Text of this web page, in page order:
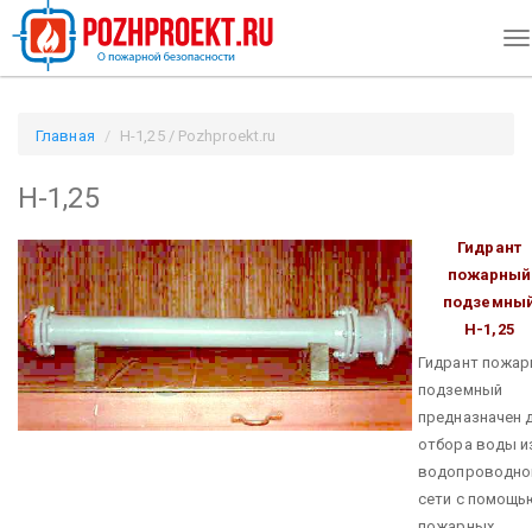
Главная Н-1,25 / Pozhproekt.ru
Н-1,25
Гидрант
пожарный
Н-1,25
Гидрант
подземный
предназначен
отбора воды
сети с